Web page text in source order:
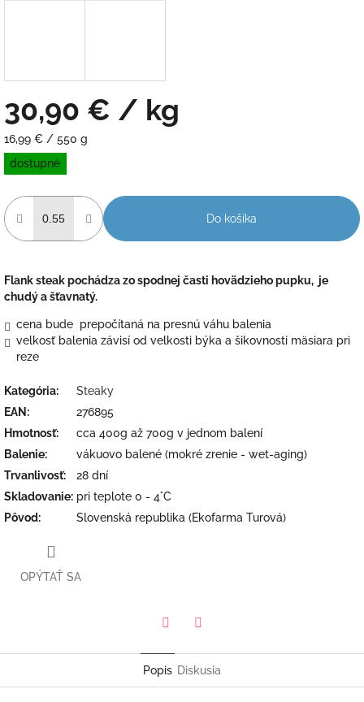
30,90 € / kg
Jednotková
cena:
16,99 € / 550 g
dostupné
Do košíka
Flank steak pochádza zo spodnej časti hovädzieho pupku, je
chudý a šťavnatý.
cena bude prepočítaná na presnú váhu balenia
velkosť balenia závisí od velkosti býka a šikovnosti mäsiara pri
reze
Kategória:
Steaky
EAN :
276895
Hmotnosť:
cca 400g až 700g v jednom balení
Balenie:
vákuovo balené (mokré zrenie - wet-aging)
Trvanlivosť:
28 dní
Skladovanie: pri teplote 0 - 4°C
Pôvod: Slovenská republika (Ekofarma Turová)
OPÝTAŤ SA
Popis Diskusia